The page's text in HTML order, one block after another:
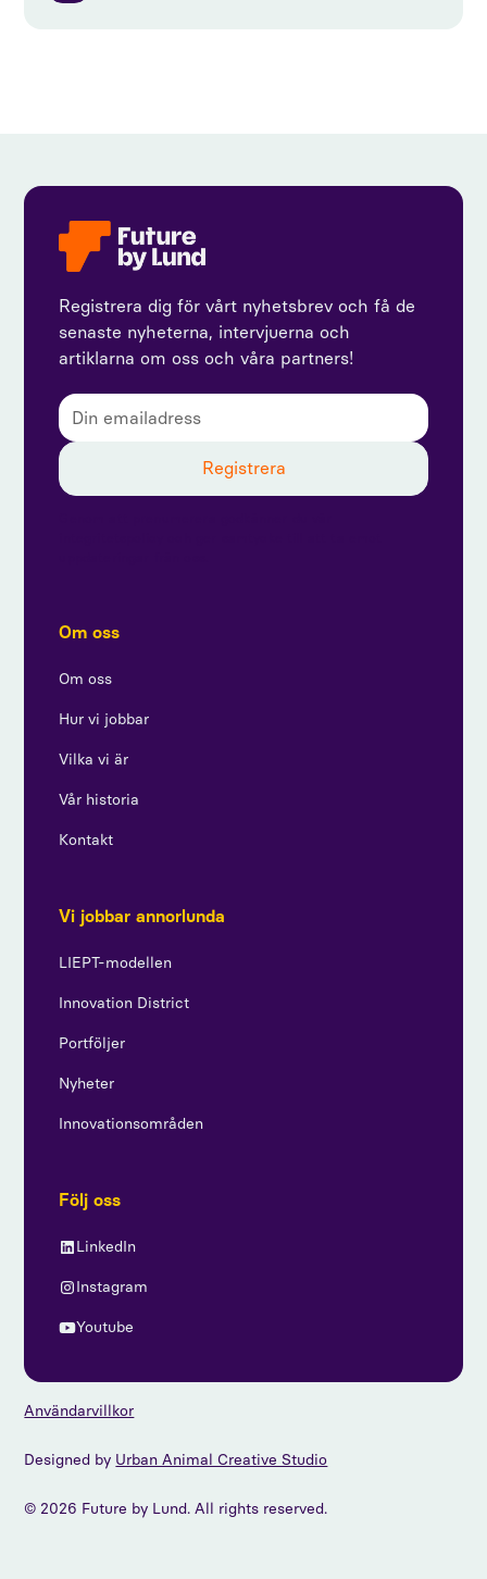
Registrera dig för vårt nyhetsbrev och få de
senaste nyheterna, intervjuerna och
artiklarna om oss och våra partners!
Om oss
Om oss
Hur vi jobbar
Vilka vi är
Vår historia
Kontakt
Vi jobbar annorlunda
LIEPT-modellen
Innovation District
Portföljer
Nyheter
Innovationsområden
Följ oss
LinkedIn
Instagram
Youtube
© 2026 Future by Lund. All rights reserved.
Designed by Urban Animal Creative Studio
Användarvillkor